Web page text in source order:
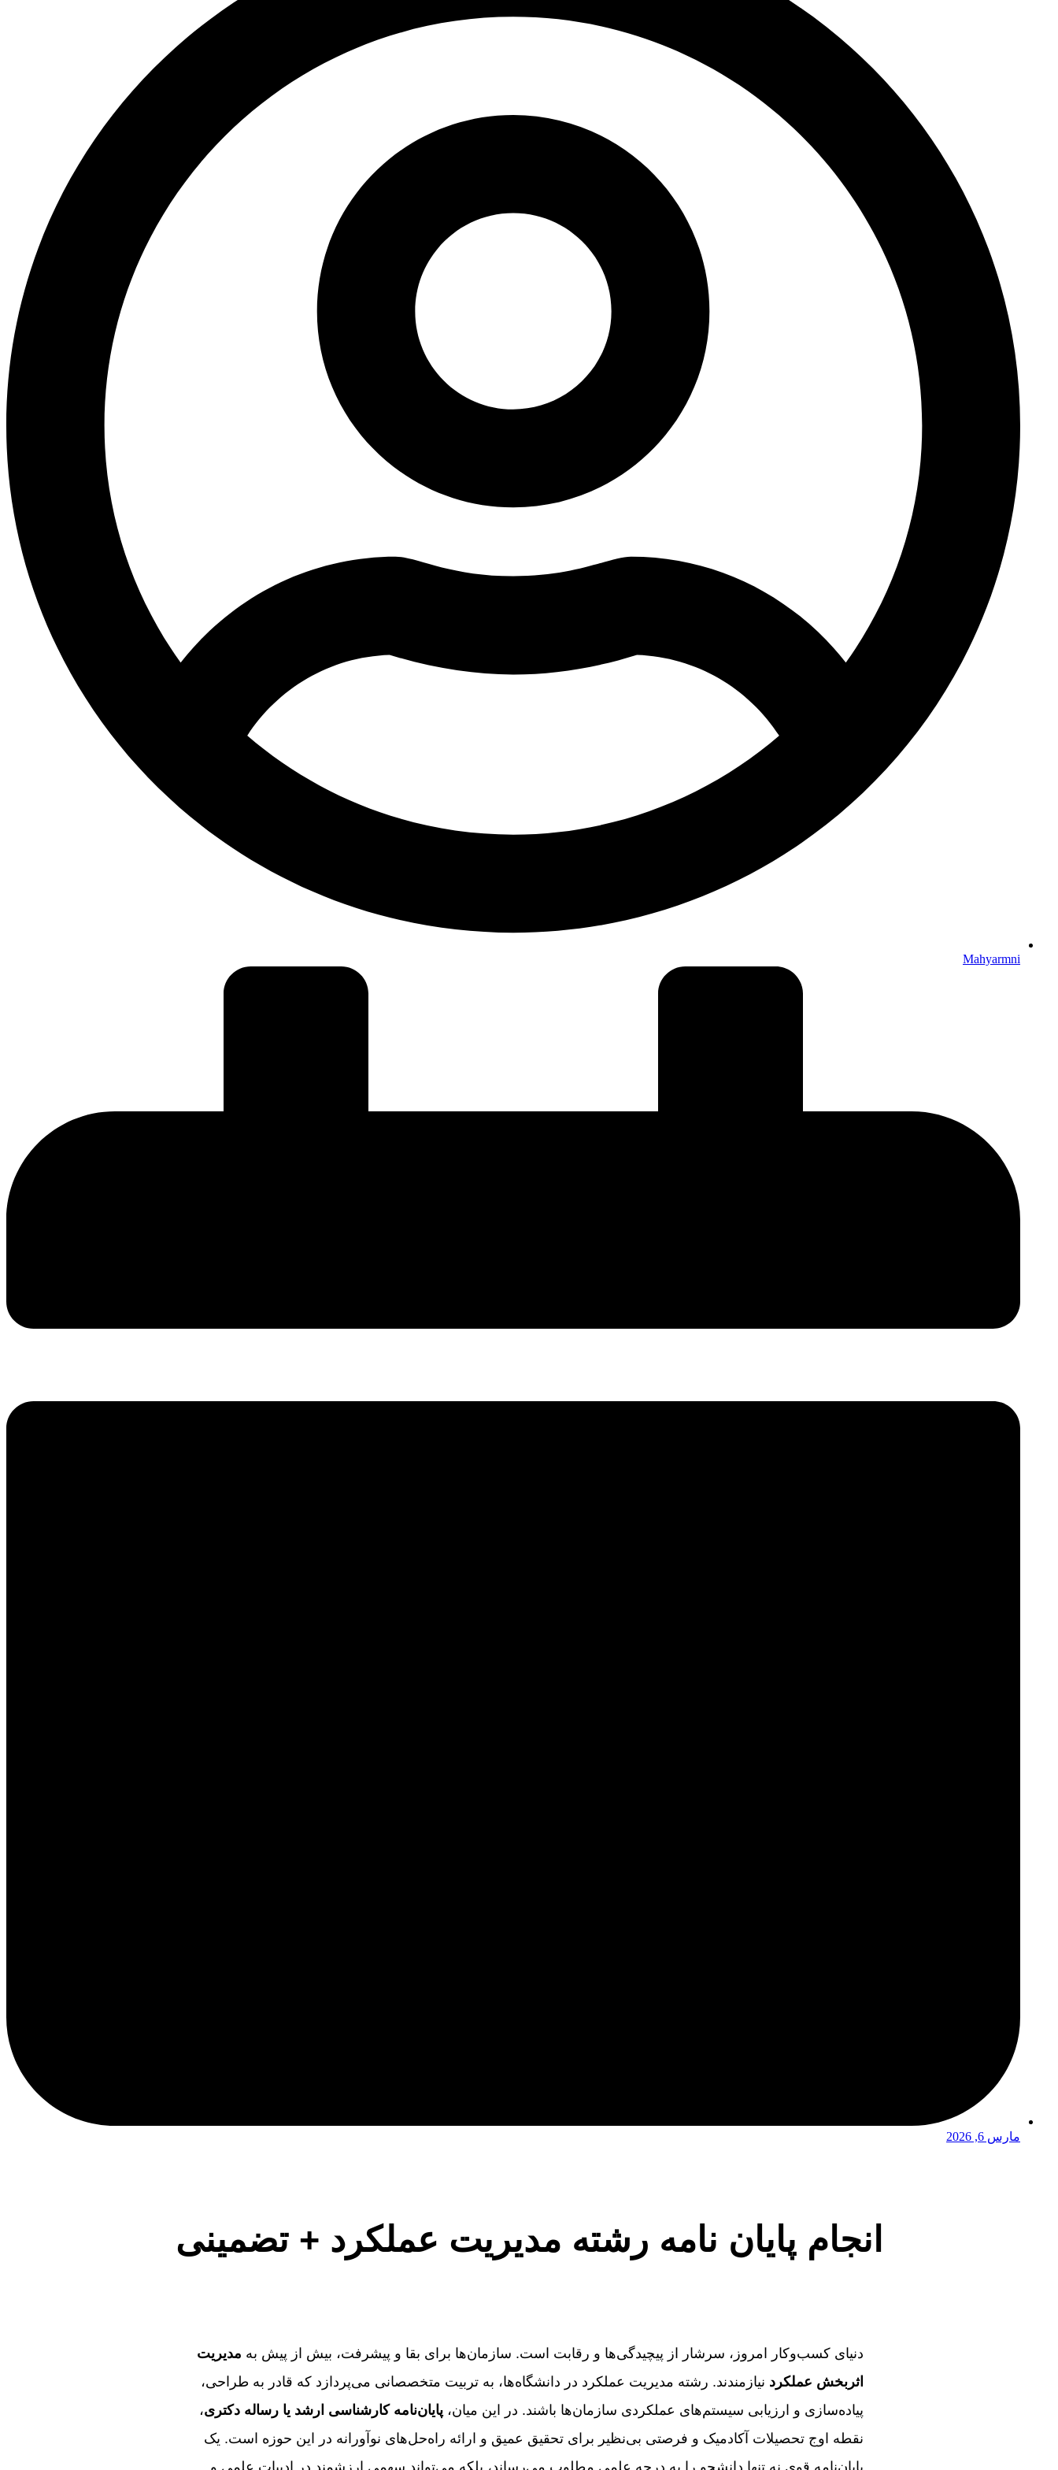
Mahyarmni
مارس 6, 2026
انجام پایان نامه رشته مدیریت عملکرد + تضمینی
دنیای کسب‌وکار امروز، سرشار از پیچیدگی‌ها و رقابت است. سازمان‌ها برای بقا و پیشرفت، بیش از پیش به مدیریت
اثربخش عملکرد نیازمندند. رشته مدیریت عملکرد در دانشگاه‌ها، به تربیت متخصصانی می‌پردازد که قادر به طراحی،
پیاده‌سازی و ارزیابی سیستم‌های عملکردی سازمان‌ها باشند. در این میان، پایان‌نامه کارشناسی ارشد یا رساله دکتری،
نقطه اوج تحصیلات آکادمیک و فرصتی بی‌نظیر برای تحقیق عمیق و ارائه راه‌حل‌های نوآورانه در این حوزه است. یک
پایان‌نامه قوی نه تنها دانشجو را به درجه علمی مطلوب می‌رساند، بلکه می‌تواند سهمی ارزشمند در ادبیات علمی و